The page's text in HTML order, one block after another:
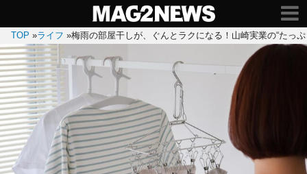
TOP »ライフ »梅雨の部屋干しが、ぐんとラクになる！山崎実業の“たっ